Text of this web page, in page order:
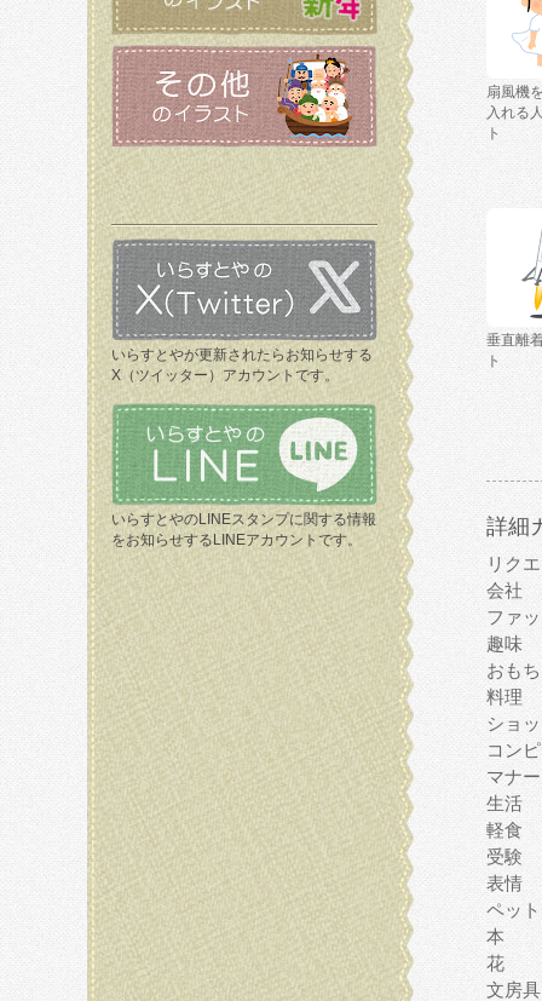
いらすとやが更新されたらお知らせする
X（ツイッター）アカウントです。
いらすとやのLINEスタンプに関する情報
をお知らせするLINEアカウントです。
扇風機
入れる
ト
垂直離
ト
詳細
リク
会社
ファ
趣味
おも
料理
ショ
コン
マナー
生活
軽食
受験
表情
ペット
本
花
文房具